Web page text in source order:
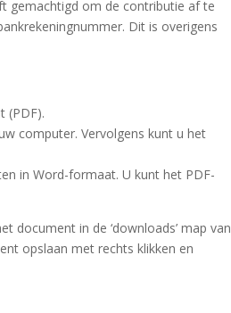
gemachtigd om de contributie af te
Dit is overigens
(PDF).
computer. Vervolgens kunt u het
in Word-formaat. U kunt het PDF-
document in de ‘downloads’ map van
opslaan met rechts klikken en